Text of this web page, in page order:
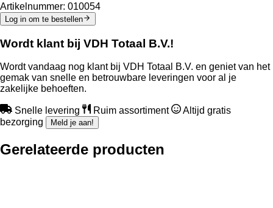
Artikelnummer: 010054
Log in om te bestellen
Wordt klant bij VDH Totaal B.V.!
Wordt vandaag nog klant bij VDH Totaal B.V. en geniet van het
gemak van snelle en betrouwbare leveringen voor al je
zakelijke behoeften.
Snelle levering Ruim assortiment
Altijd gratis
bezorging
Meld je aan!
Gerelateerde producten